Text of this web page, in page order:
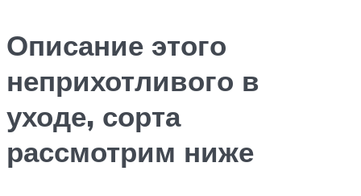
Описание этого
неприхотливого в
уходе, сорта
рассмотрим ниже